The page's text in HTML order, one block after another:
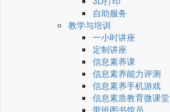
自助服务
教学与培训
一小时讲座
定制讲座
信息素养课
信息素养能力评测
信息素养手机游戏
信息素质教育微课堂